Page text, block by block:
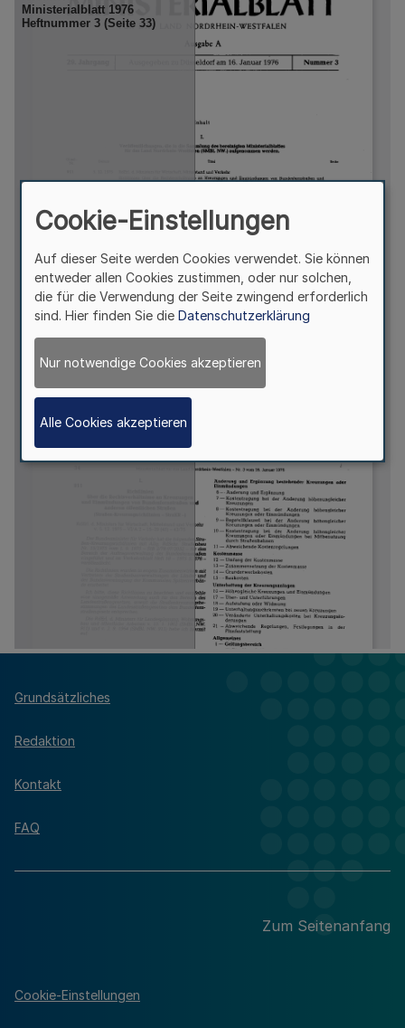
Grundsätzliches
Redaktion
Kontakt
FAQ
Zum Seitenanfang
Cookie-Einstellungen
Cookie-Einstellungen
Auf dieser Seite werden Cookies verwendet. Sie können
entweder allen Cookies zustimmen, oder nur solchen,
die für die Verwendung der Seite zwingend erforderlich
sind. Hier finden Sie die Datenschutzerklärung
Nur notwendige Cookies akzeptieren
Alle Cookies akzeptieren